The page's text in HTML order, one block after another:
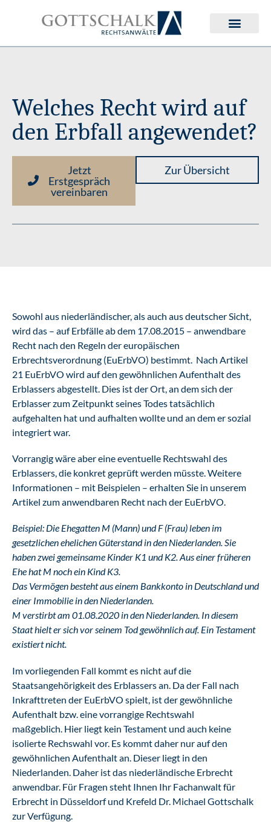
Welches Recht wird auf
den Erbfall angewendet?
Jetzt
Erstgespräch
vereinbaren
Zur Übersicht
Sowohl aus niederländischer, als auch aus deutscher Sicht,
wird das – auf Erbfälle ab dem 17.08.2015 – anwendbare
Recht nach den Regeln der europäischen
Erbrechtsverordnung (EuErbVO) bestimmt. Nach Artikel
21 EuErbVO wird auf den gewöhnlichen Aufenthalt des
Erblassers abgestellt. Dies ist der Ort, an dem sich der
Erblasser zum Zeitpunkt seines Todes tatsächlich
aufgehalten hat und aufhalten wollte und an dem er sozial
integriert war.
Vorrangig wäre aber eine eventuelle Rechtswahl des
Erblassers, die konkret geprüft werden müsste. Weitere
Informationen – mit Beispielen – erhalten Sie in unserem
Artikel zum anwendbaren Recht nach der EuErbVO.
Beispiel: Die Ehegatten M (Mann) und F (Frau) leben im
gesetzlichen ehelichen Güterstand in den Niederlanden. Sie
haben zwei gemeinsame Kinder K1 und K2. Aus einer früheren
Ehe hat M noch ein Kind K3.
Das Vermögen besteht aus einem Bankkonto in Deutschland und
einer Immobilie in den Niederlanden.
M verstirbt am 01.08.2020 in den Niederlanden. In diesem
Staat hielt er sich vor seinem Tod gewöhnlich auf. Ein Testament
existiert nicht.
Im vorliegenden Fall kommt es nicht auf die
Staatsangehörigkeit des Erblassers an. Da der Fall nach
Inkrafttreten der EuErbVO spielt, ist der gewöhnliche
Aufenthalt bzw. eine vorrangige Rechtswahl
maßgeblich. Hier liegt kein Testament und auch keine
isolierte Rechswahl vor. Es kommt daher nur auf den
gewöhnlichen Aufenthalt an. Dieser liegt in den
Niederlanden. Daher ist das niederländische Erbrecht
anwendbar. Für Fragen steht Ihnen Ihr Fachanwalt für
Erbrecht in Düsseldorf und Krefeld Dr. Michael Gottschalk
zur Verfügung.